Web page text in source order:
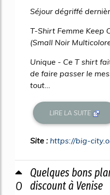
Séjour dégriffé
T-Shirt Femme Keep
(Small Noir
Unique - Ce T shirt
de faire passer le
tout...
LIRE LA SUITE
Site : https://big-
0
Quelques bons
discount à Venise